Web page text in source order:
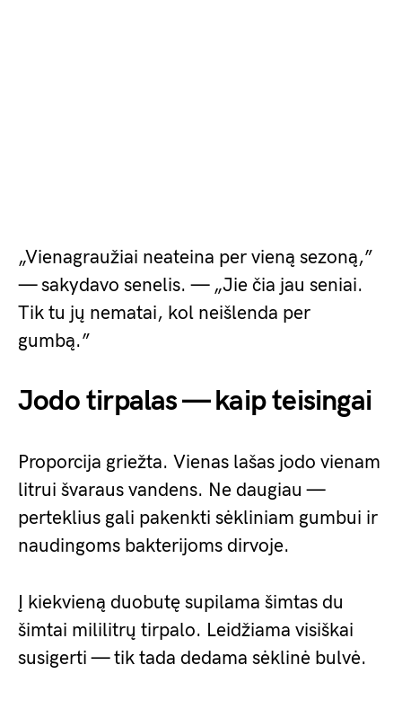
„Vienagraužiai neateina per vieną sezoną,”
— sakydavo senelis. — „Jie čia jau seniai.
Tik tu jų nematai, kol neišlenda per
gumbą.”
Jodo tirpalas — kaip teisingai
Proporcija griežta. Vienas lašas jodo vienam
litrui švaraus vandens. Ne daugiau —
perteklius gali pakenkti sėkliniam gumbui ir
naudingoms bakterijoms dirvoje.
Į kiekvieną duobutę supilama šimtas du
šimtai mililitrų tirpalo. Leidžiama visiškai
susigerti — tik tada dedama sėklinė bulvė.